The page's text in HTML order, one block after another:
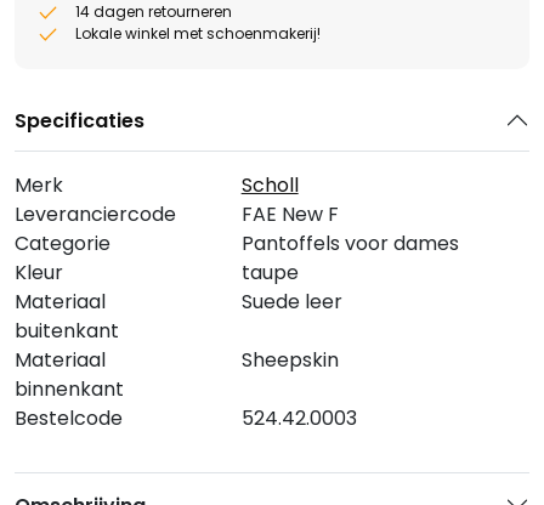
14 dagen retourneren
Lokale winkel met schoenmakerij!
Specificaties
Merk
Scholl
Leveranciercode
FAE New F
Categorie
Pantoffels voor dames
Kleur
taupe
Materiaal
buitenkant
Suede leer
Materiaal
binnenkant
Sheepskin
Bestelcode 524.42.0003